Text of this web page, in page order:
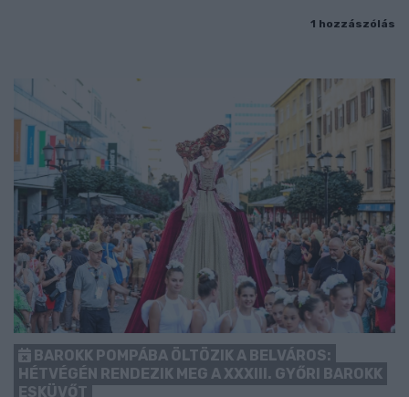
1 hozzászólás
BAROKK POMPÁBA ÖLTÖZIK A BELVÁROS:
HÉTVÉGÉN RENDEZIK MEG A XXXIII. GYŐRI BAROKK
ESKÜVŐT